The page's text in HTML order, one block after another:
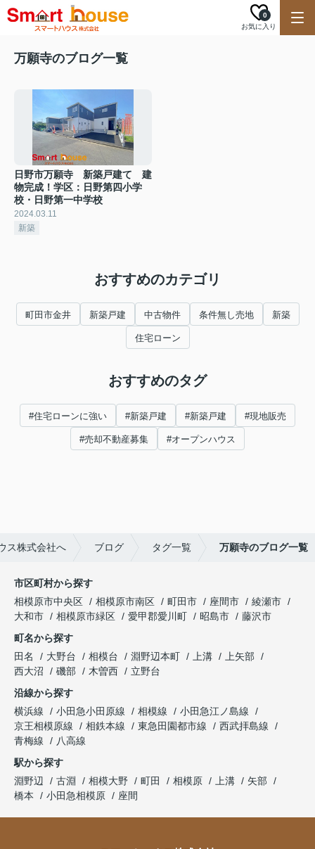
お気に入り
0
万願寺のブログ一覧
日野市万願寺 新築戸建て 建
物完成！学区：日野第四小学
校・日野第一中学校
2024.03.11
新築
おすすめのカテゴリ
町田市金井 新築戸建 中古物件 条件無し売地 新築
住宅ローン
おすすめのタグ
#住宅ローンに強い #新築戸建 #新築戸建 #現地販売
#売却不動産募集 #オープンハウス
ス株式会社へ ブログ タグ一覧 万願寺のブログ一覧
市区町村から探す
相模原市中央区
相模原市南区 町田市 座間市
綾瀬市
大和市
相模原市緑区 愛甲郡愛川町 昭島市
藤沢市
町名から探す
田名
大野台 相模台 淵野辺本町 上溝
上矢部
西大沼
磯部 木曽西
立野台
沿線から探す
横浜線
小田急小田原線 相模線
小田急江ノ島線
京王相模原線
相鉄本線 東急田園都市線
西武拝島線
青梅線
八高線
駅から探す
淵野辺
古淵 相模大野 町田 相模原 上溝
矢部
橋本
小田急相模原 座間